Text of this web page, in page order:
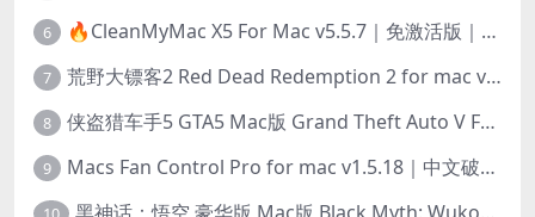
6 🔥CleanMyMac X5 For Mac v5.5.7｜免激活版｜macOS系统优化/清理神器
7 荒野大镖客2 Red Dead Redemption 2 for mac v1436.28｜中文移植版｜最好玩的开放世界游戏
8 侠盗猎车手5 GTA5 Mac版 Grand Theft Auto V For Mac｜中文破解版
9 Macs Fan Control Pro for mac v1.5.18｜中文破解版｜风扇监控与控制工具